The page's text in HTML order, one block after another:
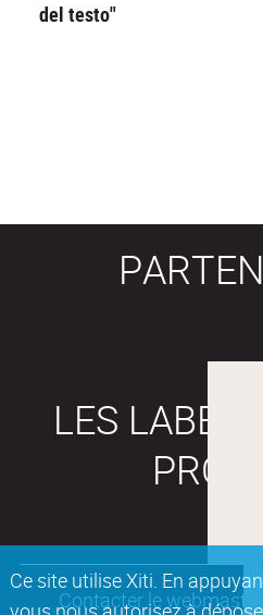
Ce site utilise Xiti. En
del testo"
LES LABEX
Contacter le webmaster